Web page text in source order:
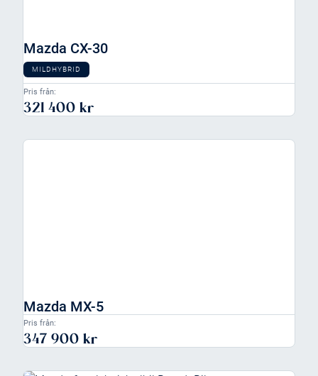
Mazda CX-30
MILDHYBRID
Pris från:
321 400 kr
Mazda MX-5
Pris från:
347 900 kr